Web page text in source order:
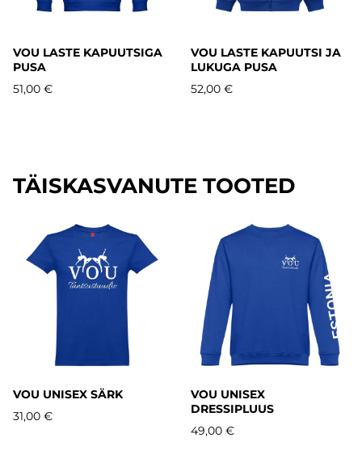
VOU LASTE KAPUUTSIGA
PUSA
51,00 €
VOU LASTE KAPUUTSI JA
LUKUGA PUSA
52,00 €
TÄISKASVANUTE TOOTED
VOU UNISEX SÄRK
31,00 €
VOU UNISEX
DRESSIPLUUS
49,00 €